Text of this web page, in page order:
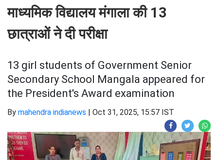
माध्यमिक विद्यालय मंगाला की 13
छात्राओं ने दी परीक्षा
13 girl students of Government Senior
Secondary School Mangala appeared for
the President's Award examination
By mahendra indianews | Oct 31, 2025, 15:57 IST